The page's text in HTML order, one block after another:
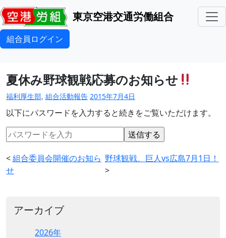
東京空港交通労働組合
組合員ログイン
アーカイブ
2026年
夏休み野球観戦応募のお知らせ
福利厚生部, 組合活動報告 2015年7月4日
以下にパスワードを入力すると続きをご覧いただけます。
<組合委員会開催のお知ら
せ
野球観戦、巨人vs広島7月1日！
>